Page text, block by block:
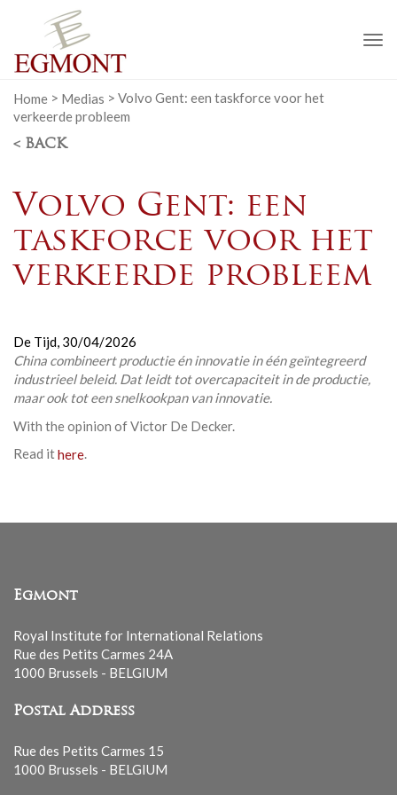
Home > Medias > Volvo Gent: een taskforce voor het
verkeerde probleem
< BACK
Volvo Gent: een
taskforce voor het
verkeerde probleem
De Tijd, 30/04/2026
China combineert productie én innovatie in één geïntegreerd
industrieel beleid. Dat leidt tot overcapaciteit in de productie,
maar ook tot een snelkookpan van innovatie.
With the opinion of Victor De Decker.
Read ithere.
Egmont
Royal Institute for International Relations
Rue des Petits Carmes 24A
1000 Brussels - BELGIUM
Postal Address
Rue des Petits Carmes 15
1000 Brussels - BELGIUM